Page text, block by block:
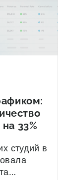
33%
студий в